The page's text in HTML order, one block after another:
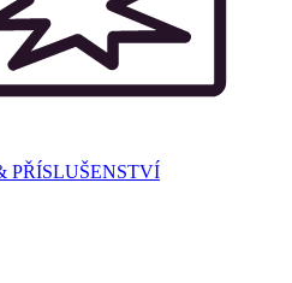
PŘÍSLUŠENSTVÍ